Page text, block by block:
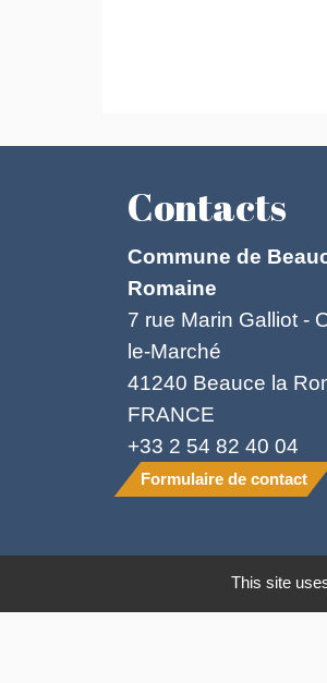
Contacts
Commune de
Romaine
7 rue Marin Galliot -
le-Marché
41240 Beauce la
FRANCE
+33 2 54 82 40 04
Formulaire de contact
Mentions légales -
This site